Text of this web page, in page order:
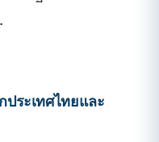
ประเทศไทยและ